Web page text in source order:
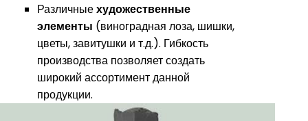
Различныехудожественные
элементы (виноградная лоза, шишки,
цветы, завитушки и т.д.). Гибкость
производства позволяет создать
широкий ассортимент данной
продукции.